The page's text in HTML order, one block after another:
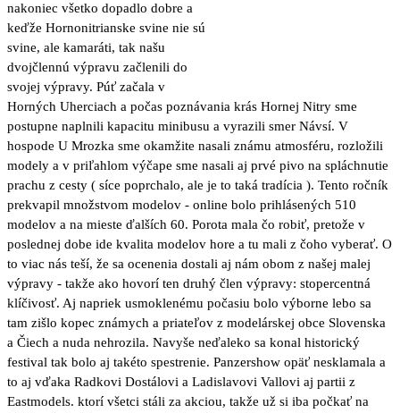
nakoniec všetko dopadlo dobre a
keďže Hornonitrianske svine nie sú
svine, ale kamaráti, tak našu
dvojčlennú výpravu začlenili do
svojej výpravy. Púť začala v
Horných Uherciach a počas poznávania krás Hornej Nitry sme
postupne naplnili kapacitu minibusu a vyrazili smer Návsí. V
hospode U Mrozka sme okamžite nasali známu atmosféru, rozložili
modely a v priľahlom výčape sme nasali aj prvé pivo na spláchnutie
prachu z cesty ( síce poprchalo, ale je to taká tradícia ). Tento ročník
prekvapil množstvom modelov - online bolo prihlásených 510
modelov a na mieste ďalších 60. Porota mala čo robiť, pretože v
poslednej dobe ide kvalita modelov hore a tu mali z čoho vyberať. O
to viac nás teší, že sa ocenenia dostali aj nám obom z našej malej
výpravy - takže ako hovorí ten druhý člen výpravy: stopercentná
klíčivosť. Aj napriek usmoklenému počasiu bolo výborne lebo sa
tam zišlo kopec známych a priateľov z modelárskej obce Slovenska
a Čiech a nuda nehrozila. Navyše neďaleko sa konal historický
festival tak bolo aj takéto spestrenie. Panzershow opäť nesklamala a
to aj vďaka Radkovi Dostálovi a Ladislavovi Vallovi aj partii z
Eastmodels. ktorí všetci stáli za akciou, takže už si iba počkať na